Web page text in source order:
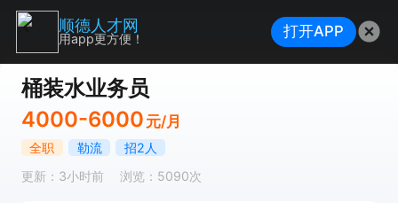
桶装水业务员
4000-6000 元/月
全职 勒流
招2人
更新：3小时前
浏览：5090次
顺德人才网
用app更方便！ 打开APP